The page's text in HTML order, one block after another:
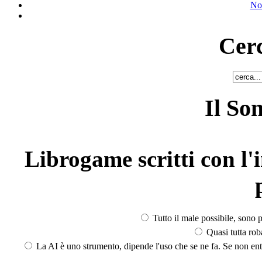
Il
Librogame scritti con
Tutto il male possibile, sono
Quasi tutta
La AI è uno strumento, dipende l'uso che se ne fa. Se non